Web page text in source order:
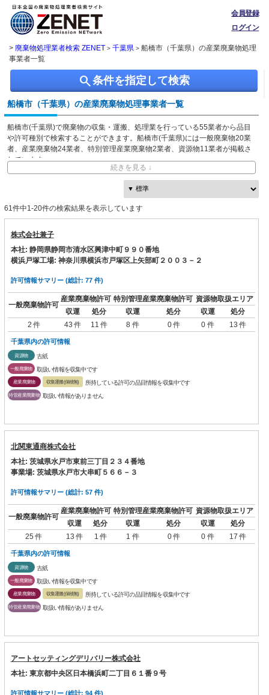
会員登録
ログイン
> 廃棄物処理業者検索 ZENET > 千葉県 > 船橋市（千葉県）の産業廃棄物処理
事業者一覧
search条件を指定して検索
船橋市（千葉県）の産業廃棄物処理事業者一覧
船橋市(千葉県)で廃棄物の収集・運搬、処理業を行っている55業者から品目
や許可種別で検索することができます。船橋市(千葉県)には一般廃棄物20業
者、産業廃棄物24業者、特別管理産業廃棄物2業者、資源物11業者が掲載さ
れています。
ZENETでは独自に収集した、本社・事業所の所在地、都道府県や市区町村ご
との取り扱い品目情報を無料で閲覧できます。
続きを見る ↓
61件中1-20件の検索結果を表示しています
株式会社兼子
本社: 静岡県静岡市清水区興津中町９９０番地
横浜戸塚工場: 神奈川県横浜市戸塚区上矢部町２００３－２
許可情報サマリー (総計: 77 件)
一般廃棄物許可
産業廃棄物許可 特別管理産業廃棄物許可 資源物取扱エリア
収運
処分 収運 処分 収運
処分
2 件
43 件 11 件 8 件 0 件 0 件 13 件
千葉県内の許可情報
資源物 古紙
一般廃棄物 取扱い情報を収集中です
産業廃棄物 収集運搬(保積無) 所持している許可の品目情報を収集中です
特管産業廃棄物 取扱い情報がありません
北関東通商株式会社
本社: 茨城県水戸市東前三丁目２３４番地
事業場: 茨城県水戸市大串町５６６－３
許可情報サマリー (総計: 57 件)
一般廃棄物許可
産業廃棄物許可 特別管理産業廃棄物許可 資源物取扱エリア
収運
処分 収運 処分 収運
処分
25 件
13 件 1 件 1 件 0 件 0 件 17 件
千葉県内の許可情報
資源物 古紙
一般廃棄物 取扱い情報を収集中です
産業廃棄物 収集運搬(保積無) 所持している許可の品目情報を収集中です
特管産業廃棄物 取扱い情報がありません
アートセッティングデリバリー株式会社
本社: 東京都中央区日本橋浜町二丁目６１番９号
許可情報サマリー (総計: 94 件)